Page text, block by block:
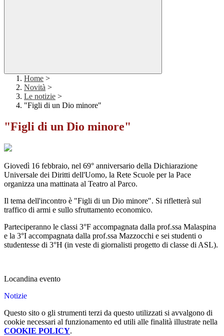
Home >
Novità >
Le notizie >
"Figli di un Dio minore"
"Figli di un Dio minore"
Giovedì 16 febbraio, nel 69° anniversario della Dichiarazione
Universale dei Diritti dell'Uomo, la Rete Scuole per la Pace
organizza una mattinata al Teatro al Parco.
Il tema dell'incontro è "Figli di un Dio minore". Si rifletterà sul
traffico di armi e sullo sfruttamento economico.
Parteciperanno le classi 3°F accompagnata dalla prof.ssa Malaspina
e la 3°I accompagnata dalla prof.ssa Mazzocchi e sei studenti o
studentesse di 3°H (in veste di giornalisti progetto di classe di ASL).
Locandina evento
Notizie
Questo sito o gli strumenti terzi da questo utilizzati si avvalgono di
cookie necessari al funzionamento ed utili alle finalità illustrate nella
COOKIE POLICY.